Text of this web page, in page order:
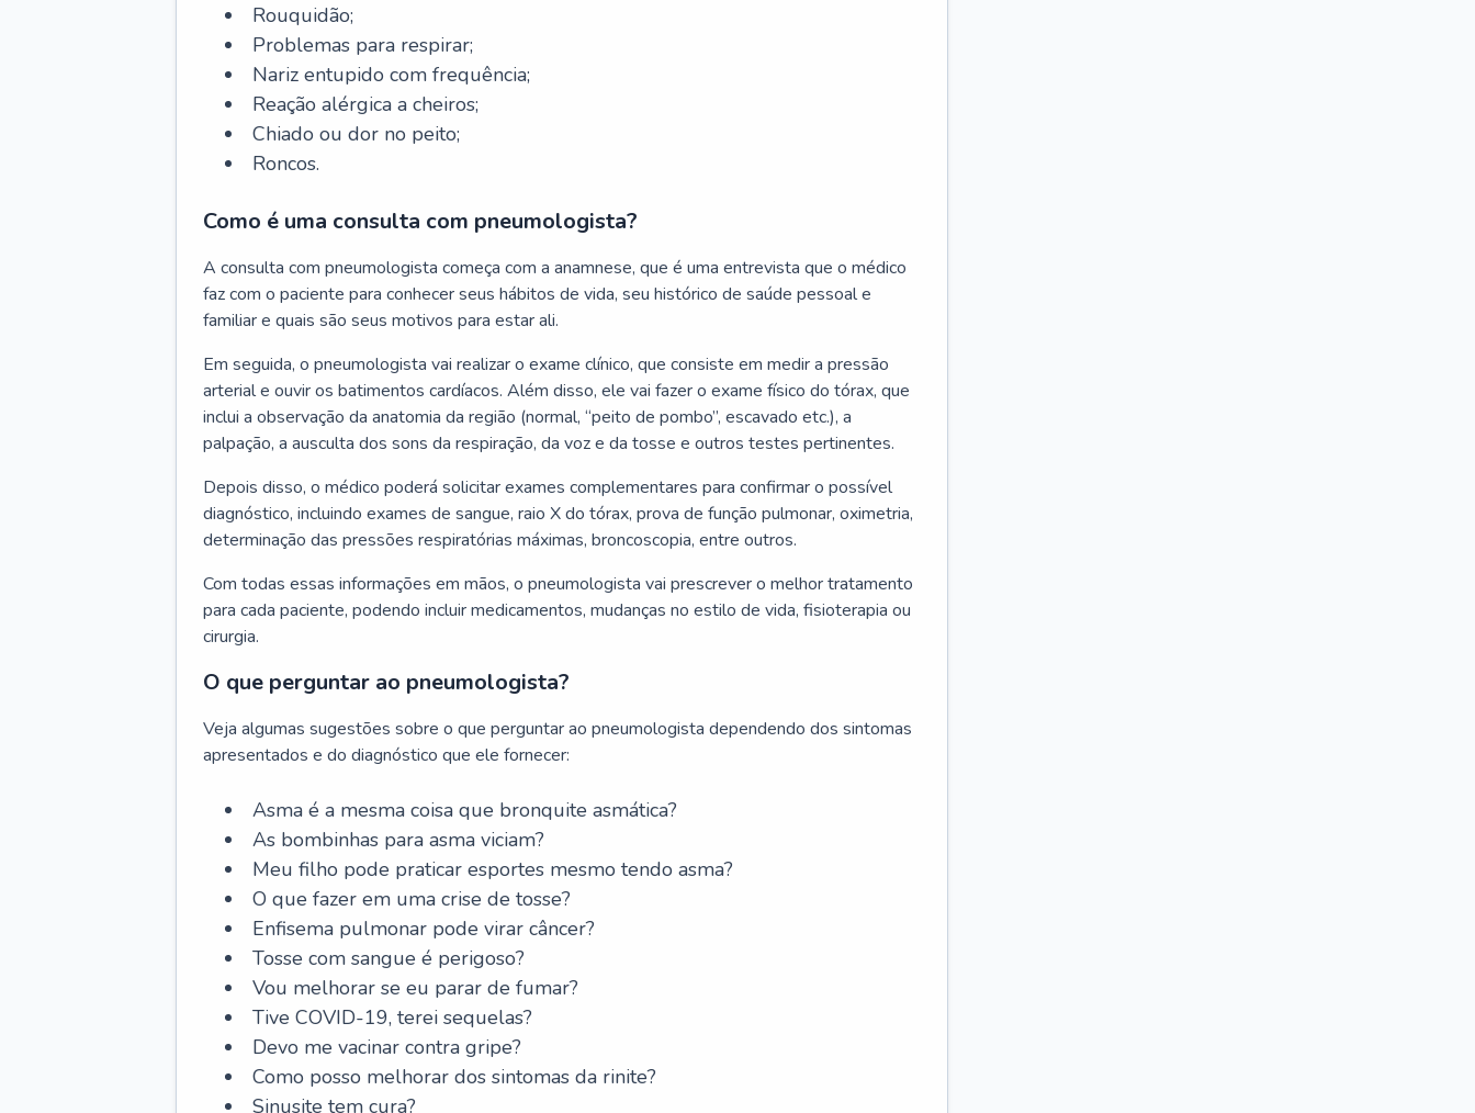
Rouquidão;
Problemas para respirar;
Nariz entupido com frequência;
Reação alérgica a cheiros;
Chiado ou dor no peito;
Roncos.
Como é uma consulta com pneumologista?
A consulta com pneumologista começa com a anamnese, que é uma entrevista que o médico
faz com o paciente para conhecer seus hábitos de vida, seu histórico de saúde pessoal e
familiar e quais são seus motivos para estar ali.
Em seguida, o pneumologista vai realizar o exame clínico, que consiste em medir a pressão
arterial e ouvir os batimentos cardíacos. Além disso, ele vai fazer o exame físico do tórax, que
inclui a observação da anatomia da região (normal, “peito de pombo”, escavado etc.), a
palpação, a ausculta dos sons da respiração, da voz e da tosse e outros testes pertinentes.
Depois disso, o médico poderá solicitar exames complementares para confirmar o possível
diagnóstico, incluindo exames de sangue, raio X do tórax, prova de função pulmonar, oximetria,
determinação das pressões respiratórias máximas, broncoscopia, entre outros.
Com todas essas informações em mãos, o pneumologista vai prescrever o melhor tratamento
para cada paciente, podendo incluir medicamentos, mudanças no estilo de vida, fisioterapia ou
cirurgia.
O que perguntar ao pneumologista?
Veja algumas sugestões sobre o que perguntar ao pneumologista dependendo dos sintomas
apresentados e do diagnóstico que ele fornecer:
Asma é a mesma coisa que bronquite asmática?
As bombinhas para asma viciam?
Meu filho pode praticar esportes mesmo tendo asma?
O que fazer em uma crise de tosse?
Enfisema pulmonar pode virar câncer?
Tosse com sangue é perigoso?
Vou melhorar se eu parar de fumar?
Tive COVID-19, terei sequelas?
Devo me vacinar contra gripe?
Como posso melhorar dos sintomas da rinite?
Sinusite tem cura?